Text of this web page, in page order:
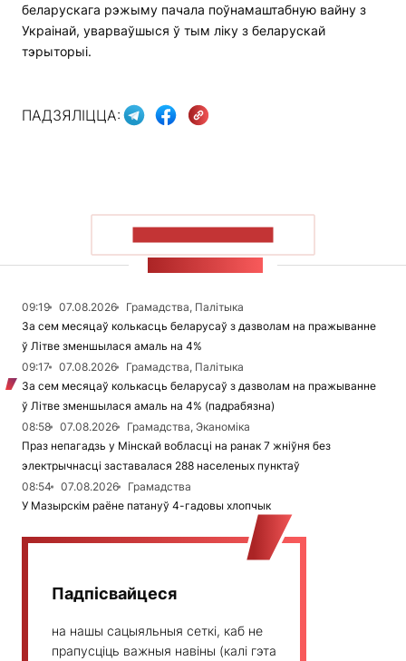
беларускага рэжыму пачала поўнамаштабную вайну з
Украінай, уварваўшыся ў тым ліку з беларускай
тэрыторыі.
ПАДЗЯЛІЦЦА:
09:19 07.08.2026
Грамадства, Палітыка
За сем месяцаў колькасць беларусаў з дазволам на пражыванне
ў Літве зменшылася амаль на 4%
09:17
07.08.2026
Грамадства, Палітыка
За сем месяцаў колькасць беларусаў з дазволам на пражыванне
ў Літве зменшылася амаль на 4% (падрабязна)
08:58
07.08.2026
Грамадства, Эканоміка
Праз непагадзь у Мінскай вобласці на ранак 7 жніўня без
электрычнасці заставалася 288 населеных пунктаў
08:54
07.08.2026
Грамадства
У Мазырскім раёне патануў 4-гадовы хлопчык
Падпісвайцеся
на нашы сацыяльныя сеткі, каб не
прапусціць важныя навіны (калі гэта